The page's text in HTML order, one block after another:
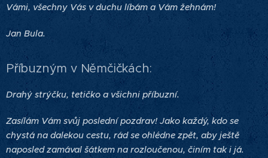
Vámi, všechny Vás v duchu líbám a Vám žehnám!
Jan Bula.
Příbuzným v Němčičkách:
Drahý strýčku, tetičko a všichni příbuzní.
Zasílám Vám svůj poslední pozdrav! Jako každý, kdo se
chystá na dalekou cestu, rád se ohlédne zpět, aby ještě
naposled zamával šátkem na rozloučenou, činím tak i já.